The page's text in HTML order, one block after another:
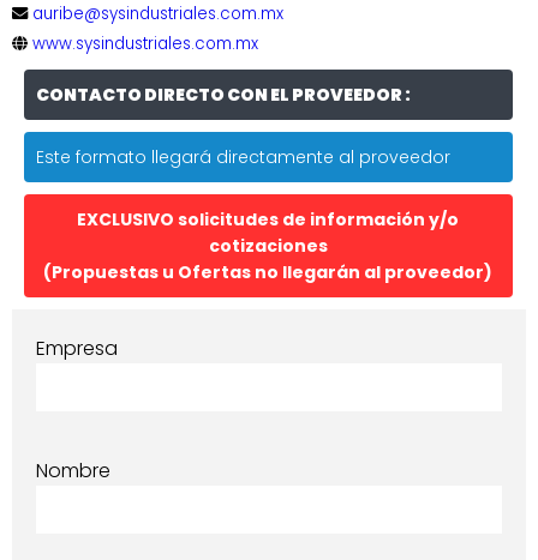
auribe@sysindustriales.com.mx
www.sysindustriales.com.mx
CONTACTO DIRECTO CON EL PROVEEDOR :
Este formato llegará directamente al proveedor
EXCLUSIVO solicitudes de información y/o
cotizaciones
(Propuestas u Ofertas no llegarán al proveedor)
Empresa
Nombre